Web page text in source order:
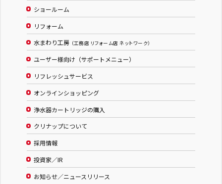
ショールーム
リフォーム
水まわり工房 （工務店 リフォーム店 ネットワーク）
ユーザー様向け（サポートメニュー）
リフレッシュサービス
オンラインショッピング
浄水器カートリッジの購入
クリナップについて
採用情報
投資家／IR
お知らせ／ニュースリリース